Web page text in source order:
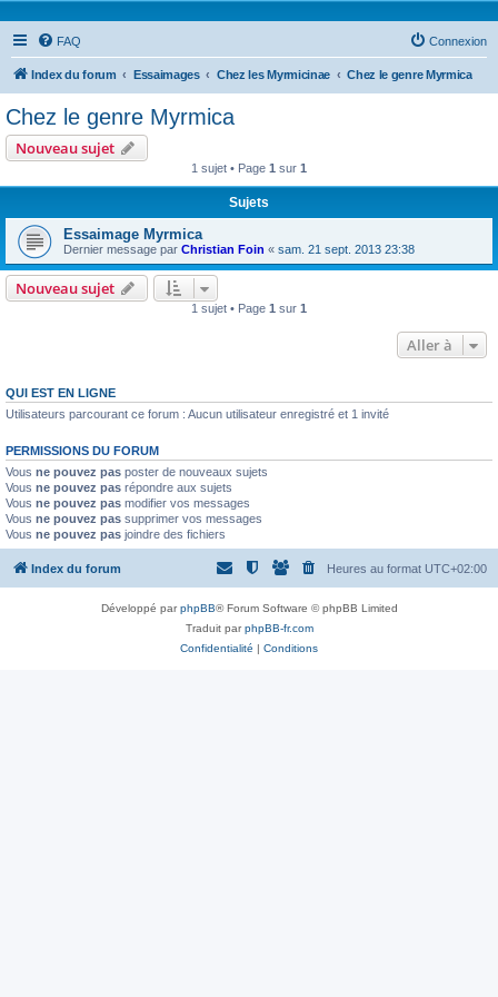
FAQ Connexion
Index du forum Essaimages Chez les Myrmicinae Chez le genre Myrmica
Chez le genre Myrmica
Nouveau sujet
1 sujet • Page 1 sur 1
Sujets
Essaimage Myrmica
Dernier message par Christian Foin « sam. 21 sept. 2013 23:38
Nouveau sujet
1 sujet • Page 1 sur 1
Aller à
QUI EST EN LIGNE
Utilisateurs parcourant ce forum : Aucun utilisateur enregistré et 1 invité
PERMISSIONS DU FORUM
Vous ne pouvez pas poster de nouveaux sujets
Vous ne pouvez pas répondre aux sujets
Vous ne pouvez pas modifier vos messages
Vous ne pouvez pas supprimer vos messages
Vous ne pouvez pas joindre des fichiers
Index du forum Heures au format UTC+02:00
Développé parphpBB® Forum Software © phpBB Limited
Traduit parphpBB-fr.com
Confidentialité | Conditions